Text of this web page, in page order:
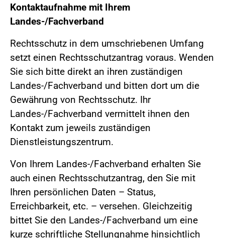
Kontaktaufnahme mit Ihrem
Landes-/Fachverband
Rechtsschutz in dem umschriebenen Umfang
setzt einen Rechtsschutzantrag voraus. Wenden
Sie sich bitte direkt an ihren zuständigen
Landes-/Fachverband und bitten dort um die
Gewährung von Rechtsschutz. Ihr
Landes-/Fachverband vermittelt ihnen den
Kontakt zum jeweils zuständigen
Dienstleistungszentrum.
Von Ihrem Landes-/Fachverband erhalten Sie
auch einen Rechtsschutzantrag, den Sie mit
Ihren persönlichen Daten – Status,
Erreichbarkeit, etc. – versehen. Gleichzeitig
bittet Sie den Landes-/Fachverband um eine
kurze schriftliche Stellungnahme hinsichtlich